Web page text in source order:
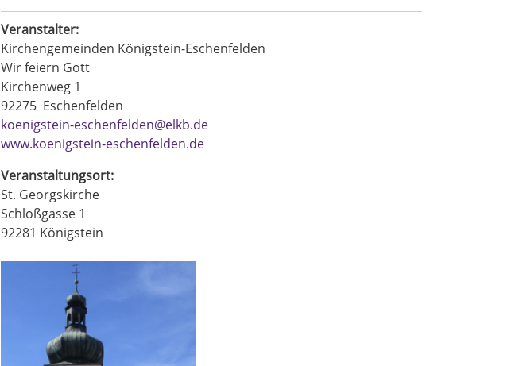
Veranstalter:
Kirchengemeinden Königstein-Eschenfelden
Wir feiern Gott
Kirchenweg 1
92275 Eschenfelden
koenigstein-eschenfelden@elkb.de
www.koenigstein-eschenfelden.de
Veranstaltungsort:
St. Georgskirche
Schloßgasse 1
92281 Königstein